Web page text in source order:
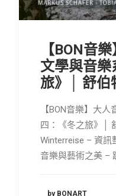
SEARCH
【BON音
文學與音
旅》│ 舒伯
【BON音樂】大
四：《冬之旅》│
Winterreise – 資訊
音樂與藝術之美 –
by BONART